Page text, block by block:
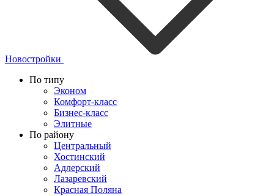
Новостройки
По типу
Эконом
Комфорт-класс
Бизнес-класс
Элитные
По району
Центральный
Хостинский
Адлерский
Лазаревский
Красная Поляна